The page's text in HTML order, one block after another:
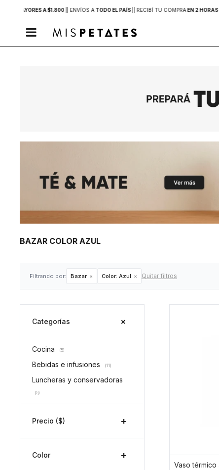
MAYORES A $1.800 | ENVÍOS A TODO EL PAÍS | RECIBÍ TU COMPRAEN 2 HORAS

BAZAR COLOR AZUL
Filtrando por: Bazar Color: Azul Quitar filtros
Categorías
Cocina (5)
Bebidas e infusiones (11)
Luncheras y conservadoras
(5)
Precio ($)
Color